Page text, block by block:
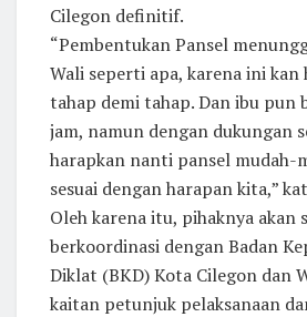
Cilegon definitif.
“Pembentukan Pansel
Wali seperti apa, karena ini kan
tahap demi tahap. Dan ibu pun
jam, namun dengan dukungan
harapkan nanti pansel mudah-
sesuai dengan harapan kita,”
Oleh karena itu, pihaknya akan
berkoordinasi dengan Badan
Diklat (BKD) Kota Cilegon dan
kaitan petunjuk pelaksanaan